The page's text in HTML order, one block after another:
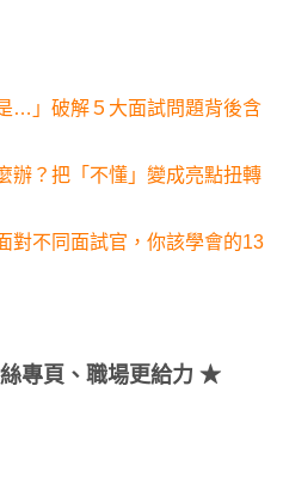
…」破解５大面試問題背後含
辦？把「不懂」變成亮點扭轉
對不同面試官，你該學會的13
專頁、職場更給力 ★